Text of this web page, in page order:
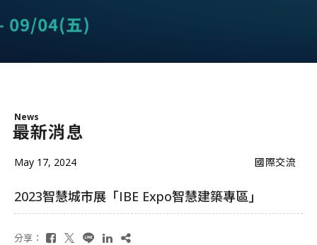
News
最新消息
May 17, 2024 國際交流
2023智慧城市展「IBE Expo智慧建築專區」
分享：